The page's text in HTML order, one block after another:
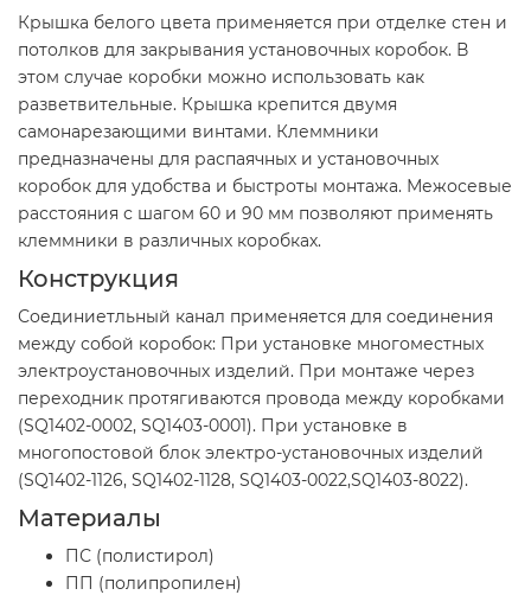
Крышка белого цвета применяется при отделке стен и
потолков для закрывания установочных коробок. В
этом случае коробки можно использовать как
разветвительные. Крышка крепится двумя
самонарезающими винтами. Клеммники
предназначены для распаячных и установочных
коробок для удобства и быстроты монтажа. Межосевые
расстояния с шагом 60 и 90 мм позволяют применять
клеммники в различных коробках.
Конструкция
Соединиетльный канал применяется для соединения
между собой коробок: При установке многоместных
электроустановочных изделий. При монтаже через
переходник протягиваются провода между коробками
(SQ1402-0002, SQ1403-0001). При установке в
многопостовой блок электро-установочных изделий
(SQ1402-1126, SQ1402-1128, SQ1403-0022,SQ1403-8022).
Материалы
ПС (полистирол)
ПП (полипропилен)